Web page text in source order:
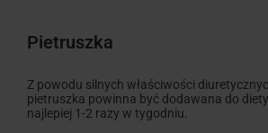
Pietruszka
Z powodu silnych właściwości
pietruszka powinna być dodawana do
najlepiej 1-2 razy w tygodniu.